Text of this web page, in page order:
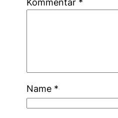
Kommentar *
Name *